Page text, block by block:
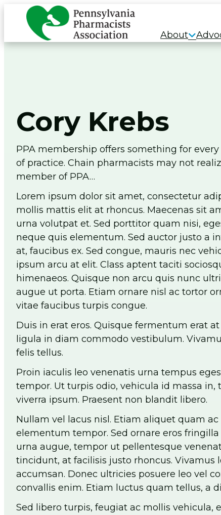
content
About
Cory Krebs
PPA membership offers something for
of practice. Chain pharmacists may not
member of PPA…
Lorem ipsum dolor sit amet, consectetur
mollis mattis elit at rhoncus. Maecenas sit
urna volutpat et. Sed porttitor quam nisi,
neque quis elementum. Sed auctor justo a
at, faucibus ex. Sed congue, mauris nec
ipsum arcu at elit. Class aptent taciti
himenaeos. Quisque non arcu quis nunc
augue ut porta. Etiam ornare nisl ac tortor
vitae faucibus turpis congue.
Duis in erat eros. Quisque fermentum erat
ligula in diam commodo vestibulum.
felis tellus.
Proin iaculis leo venenatis urna tempus
tempor. Ut turpis odio, vehicula id massa
viverra ipsum. Praesent non blandit libero.
Nullam vel lacus nisl. Etiam aliquet quam
elementum tempor. Sed ornare eros
urna augue, tempor ut pellentesque
tincidunt, at facilisis justo rhoncus.
accumsan. Donec ultricies posuere leo vel
convallis enim. Etiam luctus quam tellus, a
Sed libero turpis, feugiat ac mollis vehicula,